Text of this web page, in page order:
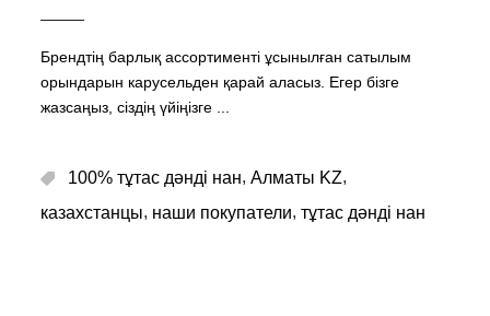
Брендтің барлық ассортименті ұсынылған сатылым
орындарын карусельден қарай аласыз. Егер бізге
жазсаңыз, сіздің үйіңізге
100% тұтас дәнді нан, Алматы KZ,
казахстанцы, наши покупатели, тұтас дәнді нан